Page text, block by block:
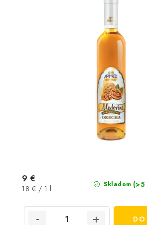
Skladom (>5
9 €
Jednotková
18 € / 1 l